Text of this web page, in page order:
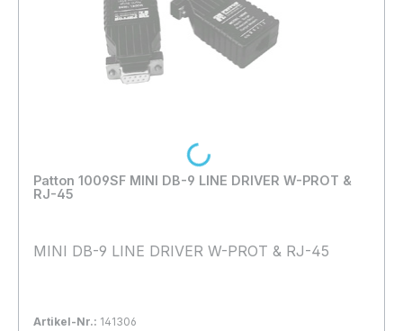
Patton 1009SF MINI DB-9 LINE DRIVER W-PROT &
RJ-45
MINI DB-9 LINE DRIVER W-PROT & RJ-45
Artikel-Nr.: 141306
Loading...